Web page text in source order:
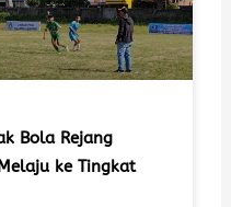
Bola Rejang
ke Tingkat